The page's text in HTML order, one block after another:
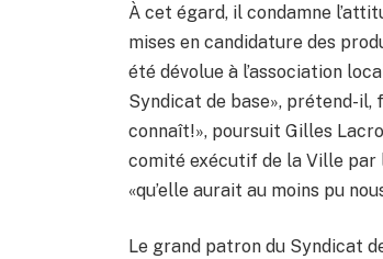
À cet égard, il condamne
mises en candidature des
été dévolue à l’association
Syndicat de base», prétend-
connaît!», poursuit Gilles
comité exécutif de la Ville par
«qu’elle aurait au moins pu
Le grand patron du Syndicat